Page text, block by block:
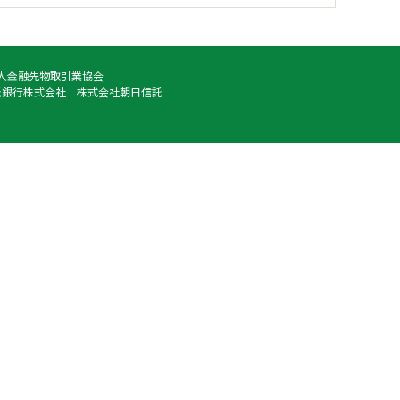
金融先物取引業協会
行株式会社 株式会社朝日信託